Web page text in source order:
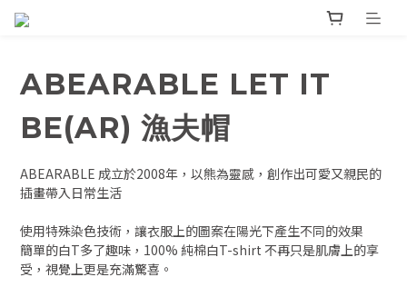
ABEARABLE LET IT
BE(AR) 漁夫帽
ABEARABLE 成立於2008年，以熊為靈感，創作出可愛又親民的
插畫帶入日常生活
使用特殊染色技術，讓衣服上的圖案在陽光下產生不同的效果
簡單的白T多了趣味，100% 純棉白T-shirt 不再只是肌膚上的享
受，視覺上更是充滿驚喜。